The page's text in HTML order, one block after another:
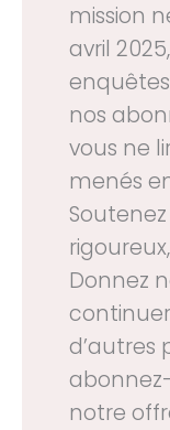
mission
avril
nos
vous ne
menés
Donnez
d’autres
notre